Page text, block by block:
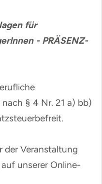
für
- PRÄSENZ-
§ 4 Nr. 21 a) bb)
der Veranstaltung
unserer Online-